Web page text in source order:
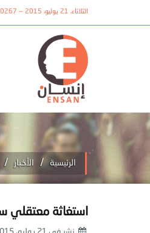
الثلاثاء، 21 يوليو، 2015 — 20267 20263 20261
الرئيسية / الأخبار /
استغاثة معتقلي